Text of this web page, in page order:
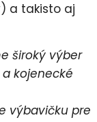
a takisto aj
široký výber
kojenecké
výbavičku pre